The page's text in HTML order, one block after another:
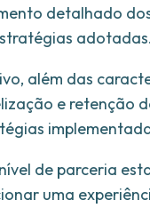
detalhado
adotadas.
além das
e retenção
de parceria
uma